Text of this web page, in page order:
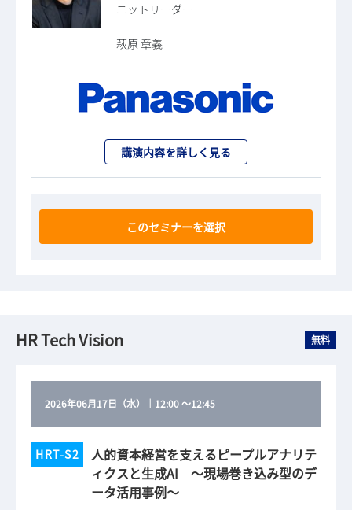
ニットリーダー
萩原 章義
講演内容を詳しく見る
このセミナーを選択
HR Tech Vision 無料
2026年06月17日（水） ｜ 12:00～12:45
HRT-S2
人的資本経営を支えるピープルアナリテ
ィクスと生成AI ～現場巻き込み型のデ
ータ活用事例～